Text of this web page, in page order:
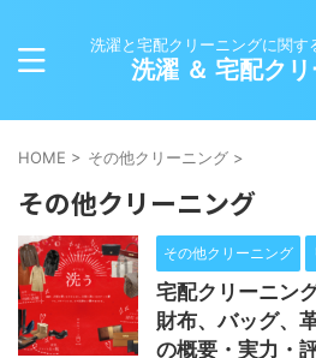
洗濯と宅配クリーニングに関す
洗濯 ＆ 宅配ク
HOME > その他クリーニング >
その他クリーニング
その他クリーニング
宅配クリーニン
財布、バッグ、
の概要・実力・